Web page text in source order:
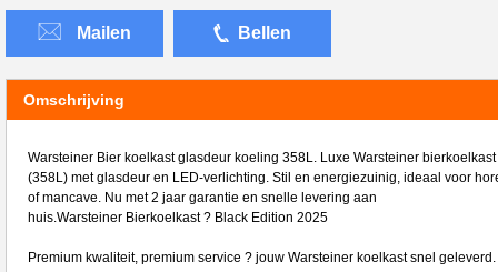
Mailen Bellen
Omschrijving
Warsteiner Bier koelkast glasdeur koeling 358L. Luxe Warsteiner bierkoelkast
(358L) met glasdeur en LED-verlichting. Stil en energiezuinig, ideaal voor
of mancave. Nu met 2 jaar garantie en snelle levering aan
huis.Warsteiner Bierkoelkast ? Black Edition 2025
Premium kwaliteit, premium service ? jouw Warsteiner koelkast snel geleverd.